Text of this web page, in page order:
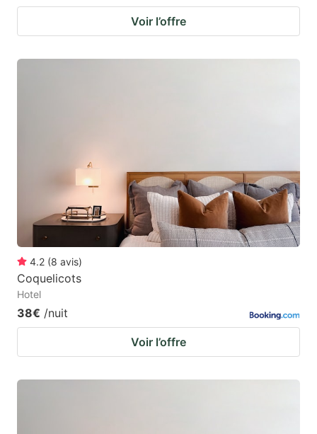
Voir l’offre
4.2 (8 avis)
Coquelicots
Hotel
38€ /nuit
Voir l’offre